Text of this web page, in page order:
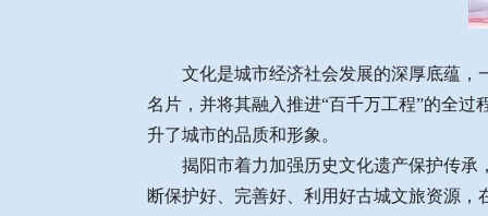
文化是城市经济社会发展的深厚底蕴，一
名片，并将其融入推进“百千万工程”的全
升了城市的品质和形象。
揭阳市着力加强历史文化遗产保护传承，
断保护好、完善好、利用好古城文旅资源